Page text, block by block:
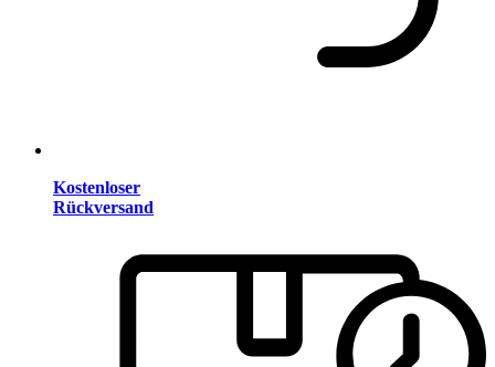
Kostenloser
Rückversand